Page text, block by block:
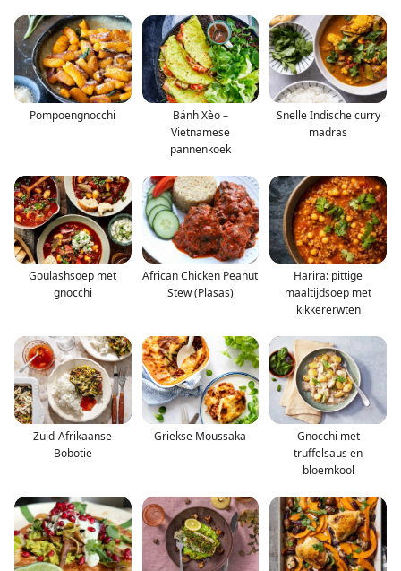
Pompoengnocchi
Bánh Xèo –
Vietnamese
pannenkoek
Snelle Indische curry
madras
Goulashsoep met
gnocchi
African Chicken Peanut
Stew (Plasas)
Harira: pittige
maaltijdsoep met
kikkererwten
Zuid-Afrikaanse
Bobotie
Griekse Moussaka
Gnocchi met
truffelsaus en
bloemkool